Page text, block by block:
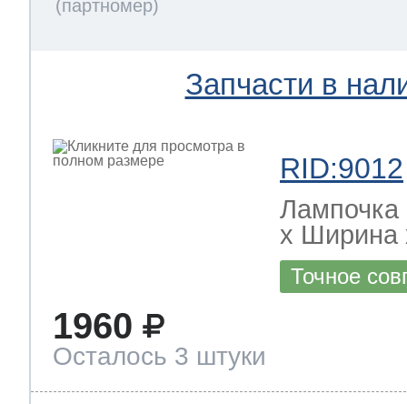
Запчасти в
RID:9012
Лампочка
х Ширина
Точное
1960
Осталось 3 штуки